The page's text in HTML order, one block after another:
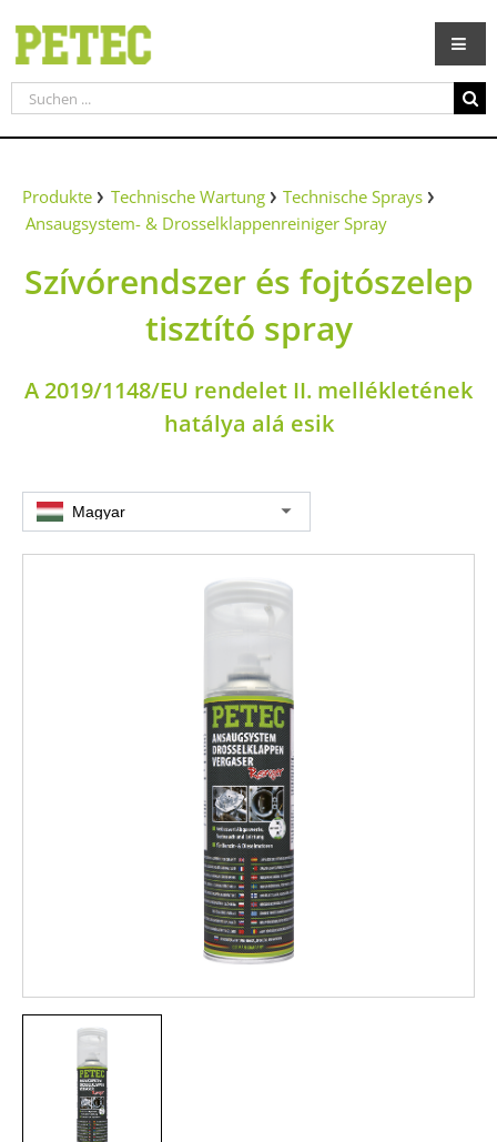
Inhalt
springen
Suche
nach:
Produkte Technische Wartung
Technische Sprays
Ansaugsystem- & Drosselklappenreiniger Spray
Szívórendszer és fojtószelep
tisztító spray
A 2019/1148/EU rendelet II. mellékletének
hatálya alá esik
Magyar